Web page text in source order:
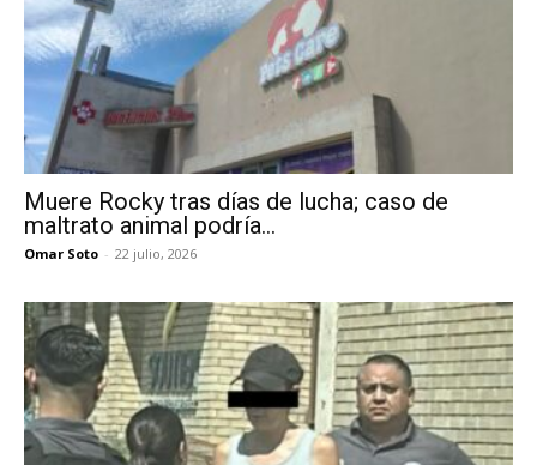
Muere Rocky tras días de lucha; caso de
maltrato animal podría...
Omar Soto - 22 julio, 2026